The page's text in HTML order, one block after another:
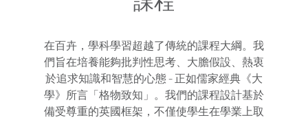
在百卉，學科學習超越了傳統的課程大綱。我
們旨在培養能夠批判性思考、大膽假設、熱衷
於追求知識和智慧的心態 - 正如儒家經典《大
學》所言「格物致知」。我們的課程設計基於
備受尊重的英國框架，不僅使學生在學業上取